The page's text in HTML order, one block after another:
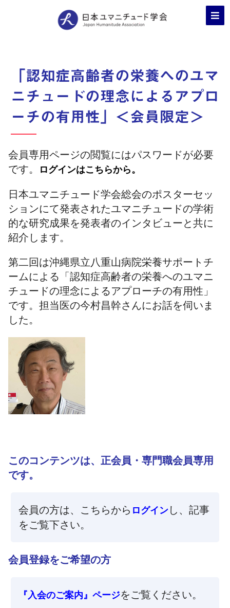
「認知症高齢者の栄養へのユマ
ニチュードの理念によるアプロ
ーチの有用性」＜会員限定＞
会員専用ページの閲覧にはパスワードが必要
です。
ログインはこちらから。
日本ユマニチュード学会総会のポスターセッ
ションにて発表されたユマニチュードの学術
的な研究成果を発表者のインタビューと共に
紹介します。
第二回は沖縄県立八重山病院栄養サポートチ
ームによる「認知症高齢者の栄養へのユマニ
チュードの理念によるアプローチの有用性」
です。担当医の今村昌幹さんにお話を伺いま
した。
このコンテンツは、正会員・専門職会員専用
です。
会員の方は、こちらから ログイン し、記事
をご覧下さい。
会員登録をご希望の方
『入会のご案内』ページをご覧ください。